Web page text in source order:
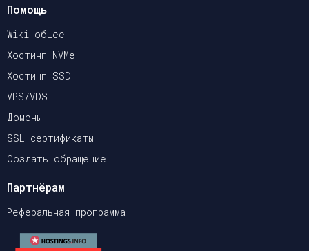
Помощь
Wiki общее
Хостинг NVMe
Хостинг SSD
VPS/VDS
Домены
SSL сертификаты
Создать обращение
Партнёрам
Реферальная программа